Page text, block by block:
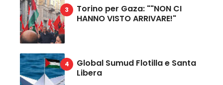
Torino per Gaza: ""NON CI
HANNO VISTO ARRIVARE!"
Global Sumud Flotilla e Santa
Libera